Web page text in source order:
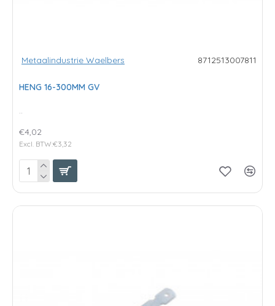
Metaalindustrie Waelbers 8712513007811
HENG 16-300MM GV
€4,02
Excl. BTW:€3,32